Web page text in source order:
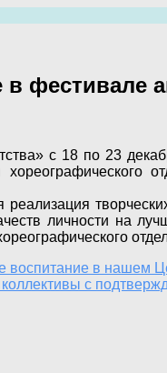
фестивале
с 18 по 23
хореографического
личности на
воспитание в нашем
с